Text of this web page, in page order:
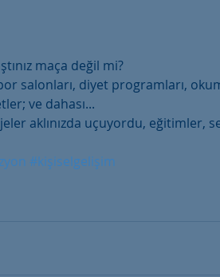
maça değil mi?
salonları, diyet programları,
ve dahası...
aklınızda uçuyordu, eğitimler,
#kişiselgelişim